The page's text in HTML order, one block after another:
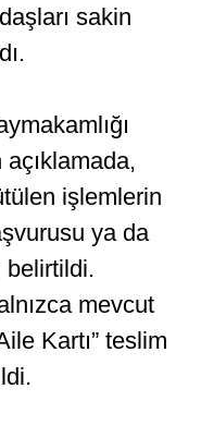
sakin
açıklamada,
işlemlerin
ya da
belirtildi.
mevcut
Kartı” teslim